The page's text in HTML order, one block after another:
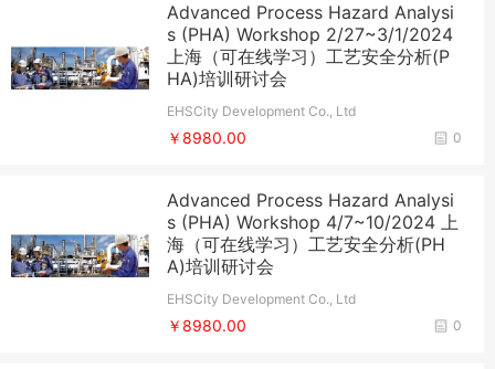
Advanced Process Hazard Analysi
s (PHA) Workshop 2/27~3/1/2024
上海（可在线学习）工艺安全分析(P
HA)培训研讨会
EHSCity Development Co., Ltd
0
￥8980.00
Advanced Process Hazard Analysi
s (PHA) Workshop 4/7~10/2024 上
海（可在线学习）工艺安全分析(PH
A)培训研讨会
EHSCity Development Co., Ltd
0
￥8980.00